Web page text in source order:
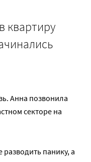
квартиру
Анна позвонила
секторе на
панику, а